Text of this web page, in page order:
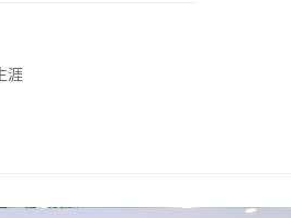
涯